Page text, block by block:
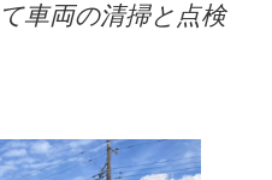
車両の清掃と点検